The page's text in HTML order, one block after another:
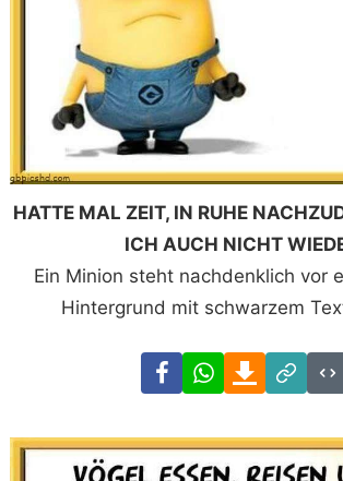
HATTE MAL ZEIT, IN RUHE
ICH AUCH NICHT
Ein Minion steht nachdenklich vor
Hintergrund mit schwarzem
FacebookWhatsAppDownload
Link